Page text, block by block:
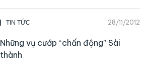
TIN TỨC 28/11/2012
Những vụ cướp “chấn động” Sài
thành